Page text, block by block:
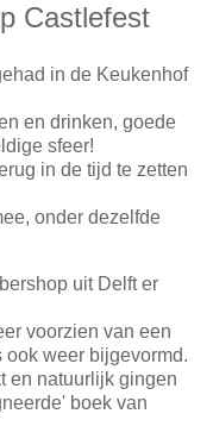
Castlefest
in de Keukenhof
en drinken, goede
sfeer!
in de tijd te zetten
onder dezelfde
uit Delft er
voorzien van een
weer bijgevormd.
en natuurlijk gingen
boek van